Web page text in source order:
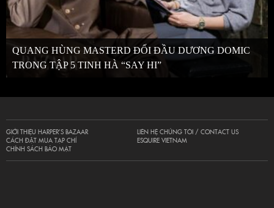
QUANG HÙNG MASTERD ĐỐI ĐẦU DƯƠNG DOMIC
TRONG TẬP 5 TINH HÀ “SAY HI”
GIỚI THIỆU HARPER’S BAZAAR
CÁCH ĐẶT MUA TẠP CHÍ
CHÍNH SÁCH BẢO MẬT
LIÊN HỆ CHÚNG TÔI / CONTACT US
ESQUIRE VIETNAM